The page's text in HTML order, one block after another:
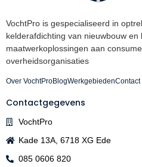
VochtPro is gespecialiseerd in
kelderafdichting van nieuwbouw
maatwerkoplossingen aan
overheidsorganisaties
Over VochtProBlogWerkgebiedenContact
Contactgegevens
VochtPro
Kade 13A, 6718 XG Ede
085 0606 820